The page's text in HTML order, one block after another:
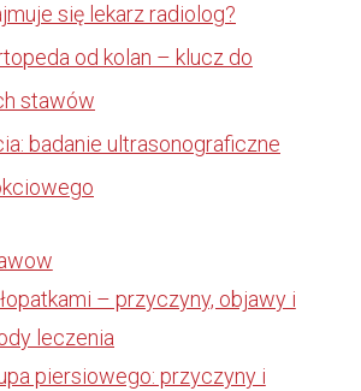
się lekarz radiolog?
od kolan – klucz do
stawów
badanie ultrasonograficzne
– przyczyny, objawy i
leczenia
piersiowego: przyczyny i